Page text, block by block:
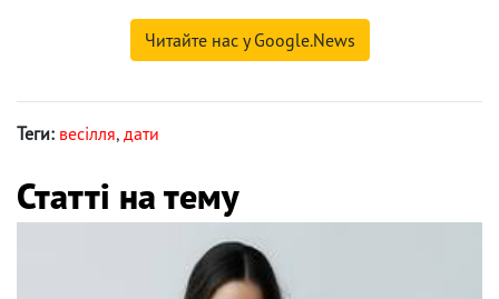
Читайте нас у Google.News
Теги: весілля, дати
Статті на тему